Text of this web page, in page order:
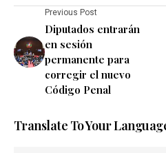
Previous Post
Diputados entrarán
en sesión
permanente para
corregir el nuevo
Código Penal
Translate To Your